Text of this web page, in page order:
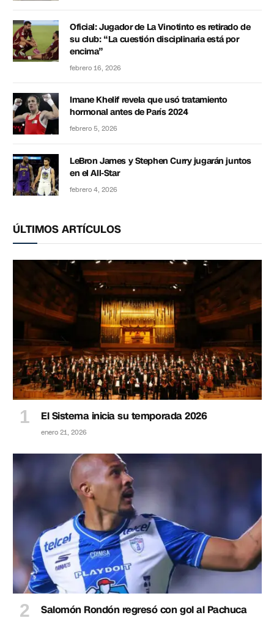
Oficial: Jugador de La Vinotinto es retirado de
su club: “La cuestión disciplinaria está por
encima”
febrero 16, 2026
Imane Khelif revela que usó tratamiento
hormonal antes de París 2024
febrero 5, 2026
LeBron James y Stephen Curry jugarán juntos
en el All-Star
febrero 4, 2026
ÚLTIMOS ARTÍCULOS
El Sistema inicia su temporada 2026
enero 21, 2026
Salomón Rondón regresó con gol al Pachuca